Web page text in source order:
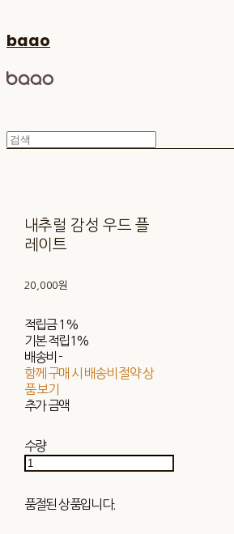
baao
내추럴 감성 우드 플
레이트
20,000원
적립금 1%
기본 적립1%
배송비-
함께 구매 시 배송비 절약 상
품 보기
추가 금액
수량
품절된 상품입니다.